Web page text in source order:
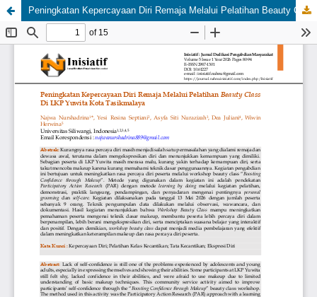
Peningkatan Kepercayaan Diri Remaja Melalui Pelatihan Beauty Class Di LKP Yuwita Kota Tasikmalaya